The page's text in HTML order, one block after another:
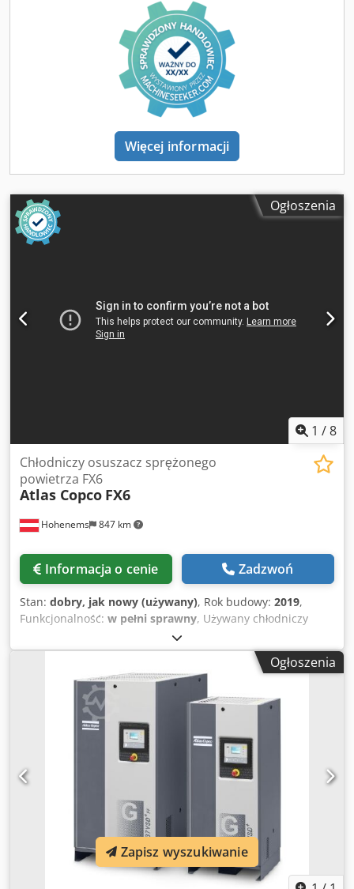
Więcej informacji
Ogłoszenia
1 /8
Hohenems 847 km
Chłodniczy osuszacz sprężonego
powietrza FX6
Atlas Copco FX6
Informacja o cenie Zadzwoń
Stan: dobry, jak nowy (używany), Rok budowy: 2019,
Funkcjonalność: w pełni sprawny, Używany chłodniczy
osuszacz sprężonego powietrza Atlas Copco FX6.
Wydajność: 2,34 m³/min. Ciśnienie: 14 bar. Rok produkcji:
Ogłoszenia
Zapisz wyszukiwanie